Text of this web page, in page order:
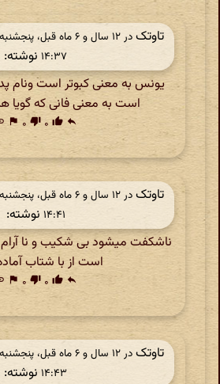
تاوتک
۱۴:۳۷ نوشته:
یونس به معنی کبوتر است ونام
است به معنی فانی که
reply
thumb_up ۰ thumb_down ۰ flag
تاوتک
۱۴:۴۱ نوشته:
ناشکفت میشود بی شکیب و نا
است از با شتاب
reply
thumb_up ۰ thumb_down ۰ flag
تاوتک
۱۴:۴۳ نوشته: